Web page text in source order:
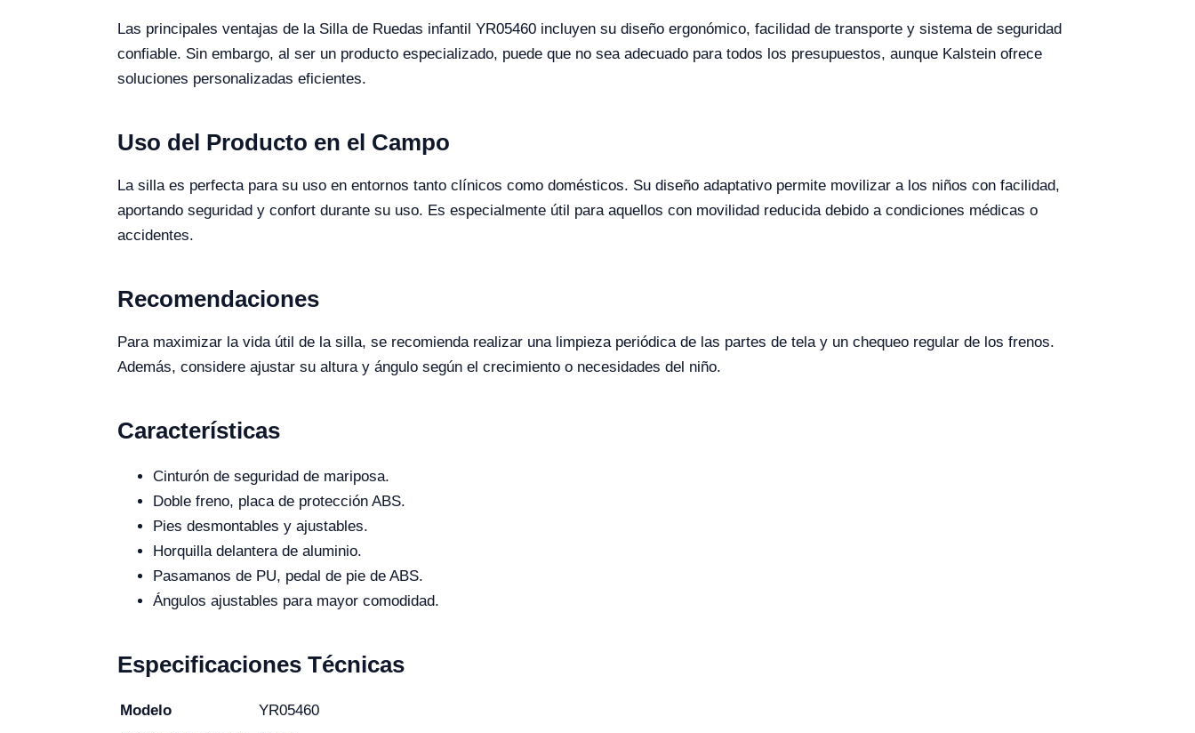
Las principales ventajas de la Silla de Ruedas infantil YR05460 incluyen su diseño ergonómico, facilidad de transporte y sistema de seguridad
confiable. Sin embargo, al ser un producto especializado, puede que no sea adecuado para todos los presupuestos, aunque Kalstein ofrece
soluciones personalizadas eficientes.
Uso del Producto en el Campo
La silla es perfecta para su uso en entornos tanto clínicos como domésticos. Su diseño adaptativo permite movilizar a los niños con facilidad,
aportando seguridad y confort durante su uso. Es especialmente útil para aquellos con movilidad reducida debido a condiciones médicas o
accidentes.
Recomendaciones
Para maximizar la vida útil de la silla, se recomienda realizar una limpieza periódica de las partes de tela y un chequeo regular de los frenos.
Además, considere ajustar su altura y ángulo según el crecimiento o necesidades del niño.
Características
Cinturón de seguridad de mariposa.
Doble freno, placa de protección ABS.
Pies desmontables y ajustables.
Horquilla delantera de aluminio.
Pasamanos de PU, pedal de pie de ABS.
Ángulos ajustables para mayor comodidad.
Especificaciones Técnicas
Modelo
YR05460